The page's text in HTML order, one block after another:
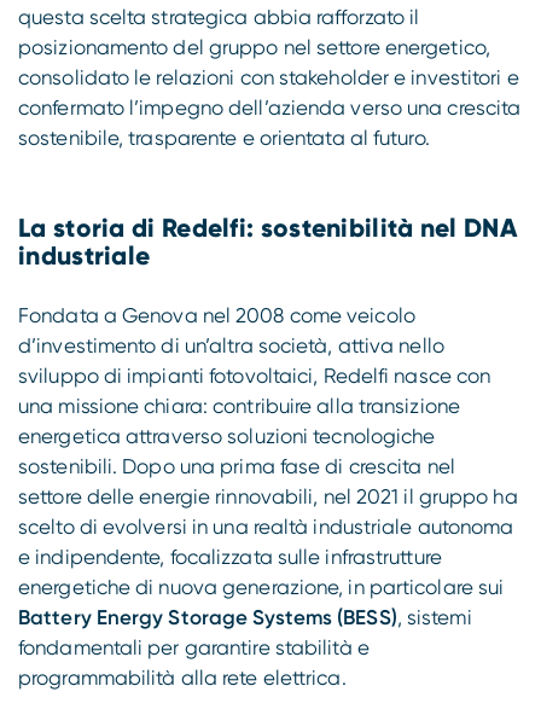
questa scelta strategica abbia rafforzato il
posizionamento del gruppo nel settore energetico,
consolidato le relazioni con stakeholder e investitori e
confermato l’impegno dell’azienda verso una crescita
sostenibile, trasparente e orientata al futuro.
La storia di Redelfi: sostenibilità nel DNA
industriale
Fondata a Genova nel 2008 come veicolo
d’investimento di un’altra società, attiva nello
sviluppo di impianti fotovoltaici, Redelfi nasce con
una missione chiara: contribuire alla transizione
energetica attraverso soluzioni tecnologiche
sostenibili. Dopo una prima fase di crescita nel
settore delle energie rinnovabili, nel 2021 il gruppo ha
scelto di evolversi in una realtà industriale autonoma
e indipendente, focalizzata sulle infrastrutture
energetiche di nuova generazione, in particolare sui
Battery Energy Storage Systems (BESS), sistemi
fondamentali per garantire stabilità e
programmabilità alla rete elettrica.